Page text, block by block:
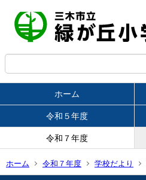
ホーム
令和５年度
令和７年度
ホーム 令和７年度 学校だより